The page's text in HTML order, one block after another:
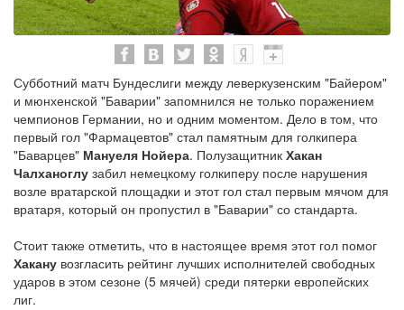
Субботний матч Бундеслиги между леверкузенским "Байером"
и мюнхенской "Баварии" запомнился не только поражением
чемпионов Германии, но и одним моментом. Дело в том, что
первый гол "Фармацевтов" стал памятным для голкипера
"Баварцев" Мануеля Нойера. Полузащитник Хакан
Чалханоглу забил немецкому голкиперу после нарушения
возле вратарской площадки и этот гол стал первым мячом для
вратаря, который он пропустил в "Баварии" со стандарта.
Стоит также отметить, что в настоящее время этот гол помог
Хакану возгласить рейтинг лучших исполнителей свободных
ударов в этом сезоне (5 мячей) среди пятерки европейских
лиг.